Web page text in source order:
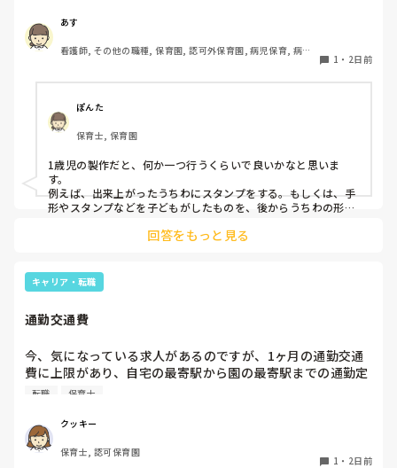
クラスです、玩具で遊ばせながら、何人かずつよんで、やっ
ています。何か、いいアイデアや、工夫など、何でもいいの
で、教えて下さい。
あす
看護師, その他の職種, 保育園, 認可外保育園, 病児保育, 病院
1 ・ 2日前
ぽんた
保育士, 保育園
1歳児の製作だと、何か一つ行うくらいで良いかなと思いま
す。
例えば、出来上がったうちわにスタンプをする。もしくは、手
形やスタンプなどを子どもがしたものを、後からうちわの形に
雨遊び、氷遊び、など間食遊びをたくさん行っています。
す！いつもと違うおもちゃ、室内に興味津々です！
回答をもっと見る
キャリア・転職
通勤交通費
今、気になっている求人があるのですが、1ヶ月の通勤交通
費に上限があり、自宅の最寄駅から園の最寄駅までの通勤定
期代が5,000円ほどオーバーします
私としてはなかなか大きい金額なので、この時点で応募を迷
っているのですが、皆さんならどうしますか？
転職 保育士
クッキー
保育士, 認可保育園
1 ・ 2日前